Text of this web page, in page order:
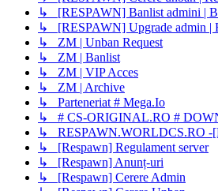
↳ [RESPAWN] Banlist admini |
↳ [RESPAWN] Upgrade admin |
↳ ZM | Unban Request
↳ ZM | Banlist
↳ ZM | VIP Acces
↳ ZM | Archive
↳ Parteneriat # Mega.Io
↳ # CS-ORIGINAL.RO #
↳ RESPAWN.WORLDCS.RO -
↳ [Respawn] Regulament server
↳ [Respawn] Anunț-uri
↳ [Respawn] Cerere Admin